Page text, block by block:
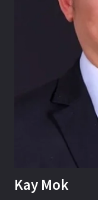
Kay Mok